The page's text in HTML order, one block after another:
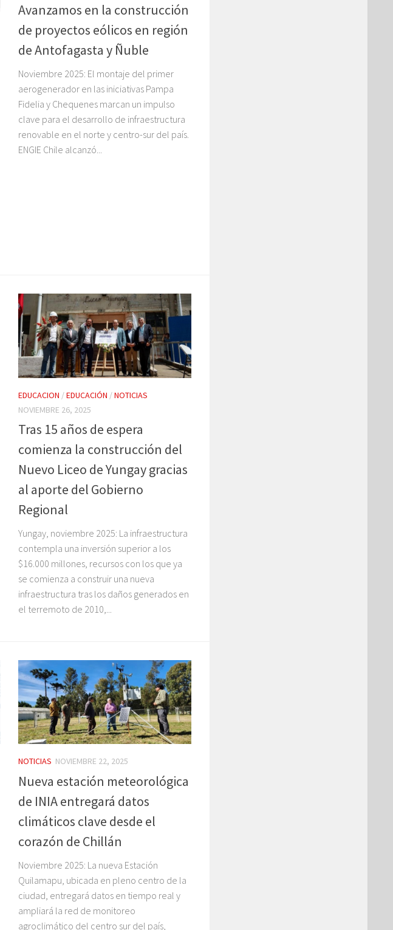
Avanzamos en la construcción
de proyectos eólicos en región
de Antofagasta y Ñuble
Noviembre 2025: El montaje del primer
aerogenerador en las iniciativas Pampa
Fidelia y Chequenes marcan un impulso
clave para el desarrollo de infraestructura
renovable en el norte y centro-sur del país.
ENGIE Chile alcanzó...
EDUCACION /EDUCACIÓN /NOTICIAS
NOVIEMBRE 26, 2025
Tras 15 años de espera
comienza la construcción del
Nuevo Liceo de Yungay gracias
al aporte del Gobierno
Regional
Yungay, noviembre 2025: La infraestructura
contempla una inversión superior a los
$16.000 millones, recursos con los que ya
se comienza a construir una nueva
infraestructura tras los daños generados en
el terremoto de 2010,...
NOTICIAS NOVIEMBRE 22, 2025
Nueva estación meteorológica
de INIA entregará datos
climáticos clave desde el
corazón de Chillán
Noviembre 2025: La nueva Estación
Quilamapu, ubicada en pleno centro de la
ciudad, entregará datos en tiempo real y
ampliará la red de monitoreo
agroclimático del centro sur del país,